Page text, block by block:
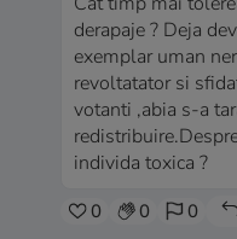
derapaje ? Deja
exemplar uman
revoltatator si
votanti ,abia s-a
individa toxica ?
0 0 0